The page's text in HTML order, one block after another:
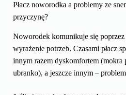
Płacz noworodka a problemy ze
przyczynę?
Noworodek komunikuje się poprzez
wyrażenie potrzeb. Czasami płacz
innym razem dyskomfortem (mokra
ubranko), a jeszcze innym –